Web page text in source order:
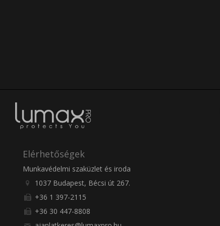
Elérhetőségek
Munkavédelmi szaküzlet és iroda
1037 Budapest, Bécsi út 267.
+36 1 397-2115
+36 30 447-8808